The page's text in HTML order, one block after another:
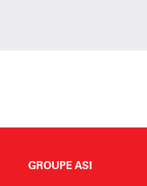
GROUPE ASI